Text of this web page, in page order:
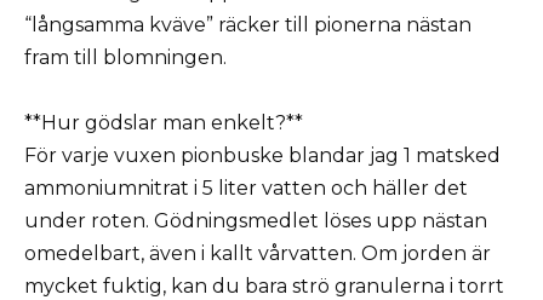
“långsamma kväve” räcker till pionerna nästan
fram till blomningen.
**Hur gödslar man enkelt?**
För varje vuxen pionbuske blandar jag 1 matsked
ammoniumnitrat i 5 liter vatten och häller det
under roten. Gödningsmedlet löses upp nästan
omedelbart, även i kallt vårvatten. Om jorden är
mycket fuktig, kan du bara strö granulerna i torrt